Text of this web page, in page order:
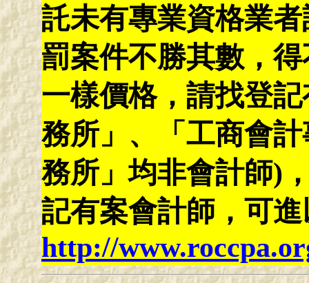
託未有專業資格業
罰案件不勝其數，
一樣價格，請找登
務所」、「工商會
務所」均非會計師)
記有案會計師，可
http://